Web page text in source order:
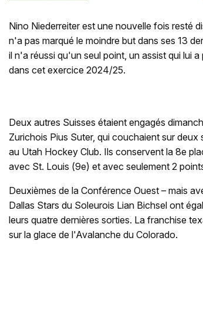
Nino Niederreiter est une nouvelle fois resté
n'a pas marqué le moindre but dans ses 13
il n'a réussi qu'un seul point, un assist qui lui
dans cet exercice 2024/25.
Deux autres Suisses étaient engagés
Zurichois Pius Suter, qui couchaient sur
au Utah Hockey Club. Ils conservent la 8e
avec St. Louis (9e) et avec seulement 2
Deuxièmes de la Conférence Ouest – mais
Dallas Stars du Soleurois Lian Bichsel ont
leurs quatre dernières sorties. La franchise
sur la glace de l'Avalanche du Colorado.